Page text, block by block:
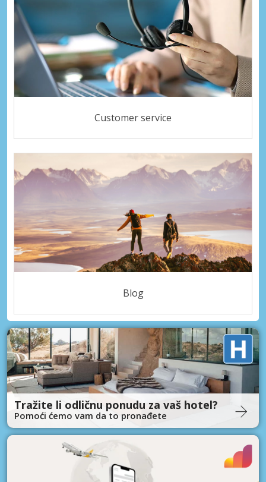
Customer service
Blog
Tražite li odličnu ponudu za vaš hotel?
Pomoći ćemo vam da to pronađete